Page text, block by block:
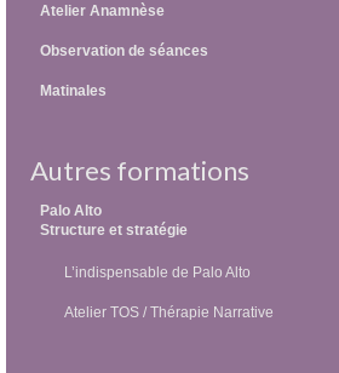
Atelier Anamnèse
Observation de séances
Matinales
Autres formations
Palo Alto
Structure et stratégie
L’indispensable de Palo Alto
Atelier TOS / Thérapie Narrative